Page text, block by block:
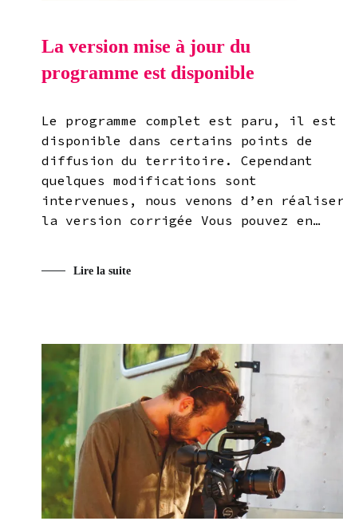
La version mise à jour du
programme est disponible
Le programme complet est paru, il est
disponible dans certains points de
diffusion du territoire. Cependant
quelques modifications sont
intervenues, nous venons d’en
la version corrigée Vous pouvez en…
Lire la suite